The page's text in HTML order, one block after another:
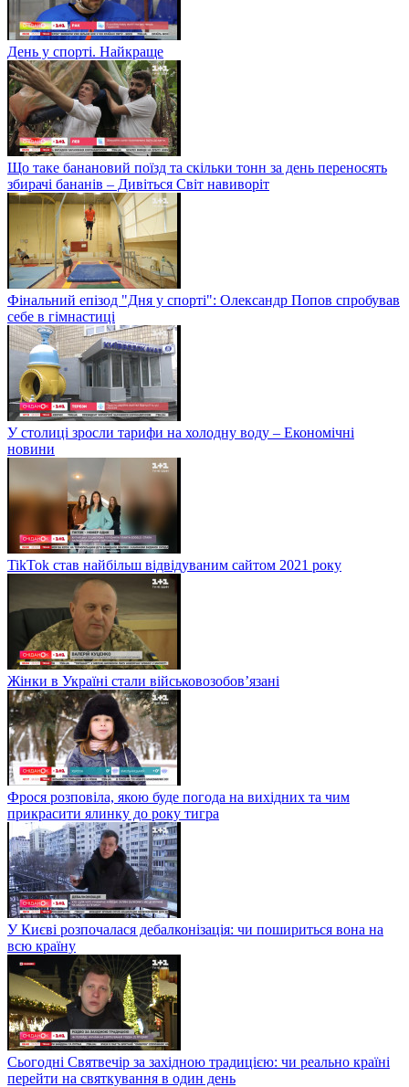
День у спорті. Найкраще
Що таке банановий поїзд та скільки тонн за день переносять
збирачі бананів – Дивіться Світ навиворіт
Фінальний епізод "Дня у спорті": Олександр Попов спробував
себе в гімнастиці
У столиці зросли тарифи на холодну воду – Економічні
новини
TikTok став найбільш відвідуваним сайтом 2021 року
Жінки в Україні стали військовозобов’язані
Фрося розповіла, якою буде погода на вихідних та чим
прикрасити ялинку до року тигра
У Києві розпочалася дебалконізація: чи пошириться вона на
всю країну
Сьогодні Святвечір за західною традицією: чи реально країні
перейти на святкування в один день